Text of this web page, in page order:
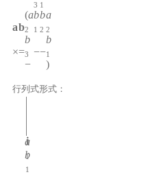
a
×
b
=
(a
2
b
3
−
3
b
1
−
1
b
2
−
a
2
b
1
)
行列式形式：
i
a
1
b
1